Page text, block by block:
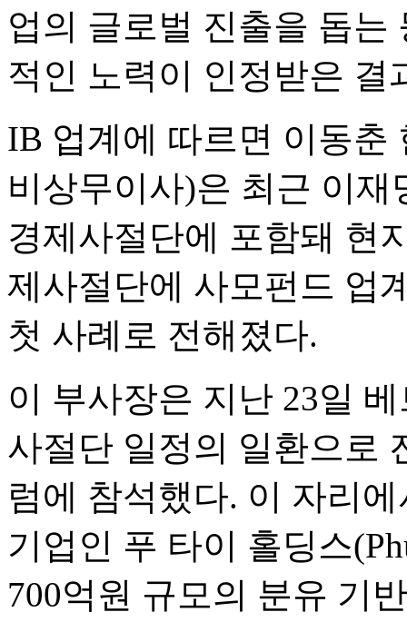
업의 글로벌 진출을 돕는
적인 노력이 인정받은 결
IB 업계에 따르면 이동춘
비상무이사)은 최근 이
경제사절단에 포함돼 현
제사절단에 사모펀드 업
첫 사례로 전해졌다.
이 부사장은 지난 23일
사절단 일정의 일환으로
럼에 참석했다. 이 자리
기업인 푸 타이 홀딩스
700억원 규모의 분유 기